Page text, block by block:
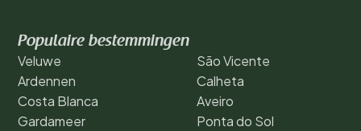
Populaire bestemmingen
Veluwe
Ardennen
Costa Blanca
Gardameer
São Vicente
Calheta
Aveiro
Ponta do Sol